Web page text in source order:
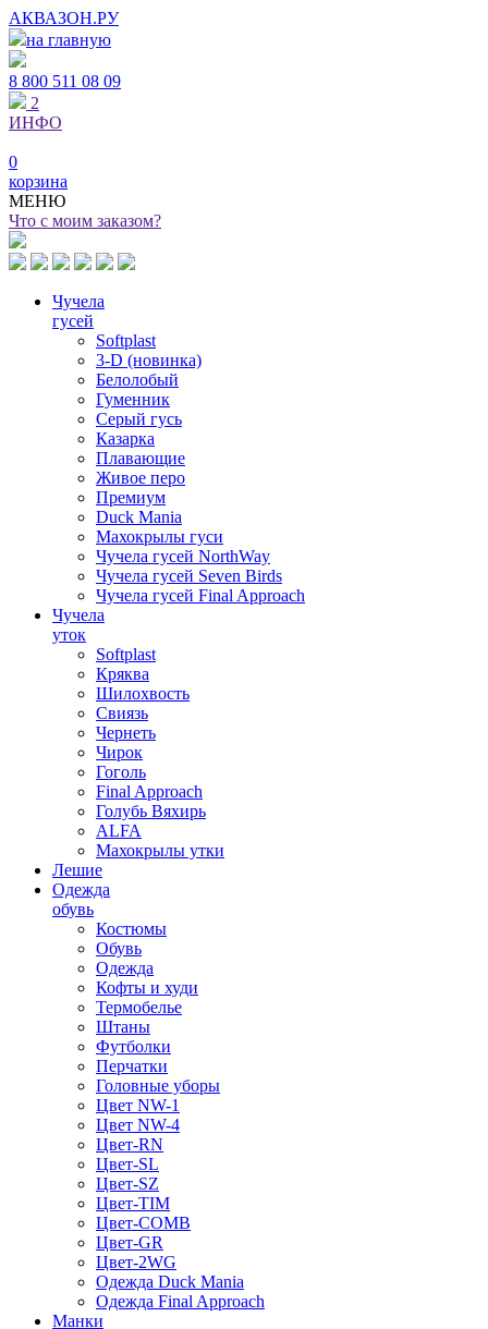
АКВАЗОН.РУ
на главную
8 800 511 08 09
2
ИНФО
0
корзина
МЕНЮ
Что с моим заказом?
Чучела
гусей
Softplast
3-D (новинка)
Белолобый
Гуменник
Серый гусь
Казарка
Плавающие
Живое перо
Премиум
Duck Mania
Махокрылы гуси
Чучела гусей NorthWay
Чучела гусей Seven Birds
Чучела гусей Final Approach
Чучела
уток
Softplast
Кряква
Шилохвость
Свиязь
Чернеть
Чирок
Гоголь
Final Approach
Голубь Вяхирь
ALFA
Махокрылы утки
Лешие
Одежда
обувь
Костюмы
Обувь
Одежда
Кофты и худи
Термобелье
Штаны
Футболки
Перчатки
Головные уборы
Цвет NW-1
Цвет NW-4
Цвет-RN
Цвет-SL
Цвет-SZ
Цвет-TIM
Цвет-COMB
Цвет-GR
Цвет-2WG
Одежда Duck Mania
Одежда Final Approach
Манки